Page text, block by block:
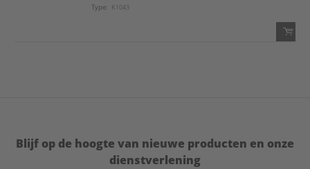
Type:
K1043
Blijf op de hoogte van nieuwe producten en onze
dienstverlening